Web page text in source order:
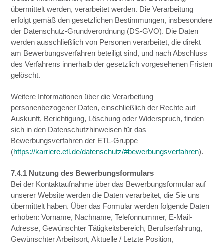
übermittelt werden, verarbeitet werden. Die Verarbeitung
erfolgt gemäß den gesetzlichen Bestimmungen, insbesondere
der Datenschutz-Grundverordnung (DS-GVO). Die Daten
werden ausschließlich von Personen verarbeitet, die direkt
am Bewerbungsverfahren beteiligt sind, und nach Abschluss
des Verfahrens innerhalb der gesetzlich vorgesehenen Fristen
gelöscht.
Weitere Informationen über die Verarbeitung
personenbezogener Daten, einschließlich der Rechte auf
Auskunft, Berichtigung, Löschung oder Widerspruch, finden
sich in den Datenschutzhinweisen für das
Bewerbungsverfahren der ETL-Gruppe
(https://karriere.etl.de/datenschutz/#bewerbungsverfahren).
7.4.1 Nutzung des Bewerbungsformulars
Bei der Kontaktaufnahme über das Bewerbungsformular auf
unserer Website werden die Daten verarbeitet, die Sie uns
übermittelt haben. Über das Formular werden folgende Daten
erhoben: Vorname, Nachname, Telefonnummer, E-Mail-
Adresse, Gewünschter Tätigkeitsbereich, Berufserfahrung,
Gewünschter Arbeitsort, Aktuelle / Letzte Position,